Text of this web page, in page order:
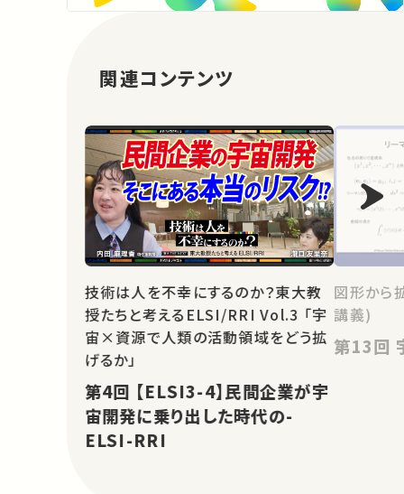
関連コンテンツ
技術は人を不幸にするのか？東大教
授たちと考えるELSI/RRI Vol.3 「宇
宙×資源で人類の活動領域をどう拡
げるか」
第4回 【ELSI3-4】民間企業が宇
宙開発に乗り出した時代の-
ELSI-RRI
図形から
講義)